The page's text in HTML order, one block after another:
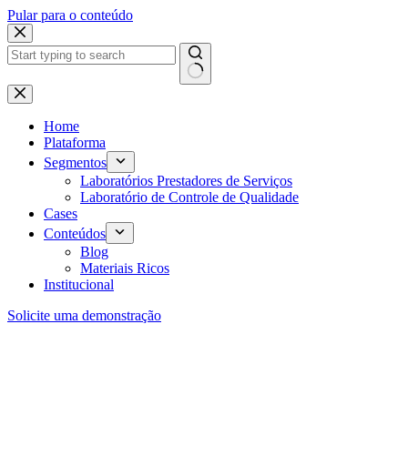
Pular para o conteúdo
Home
Plataforma
Segmentos
Laboratórios Prestadores de Serviços
Laboratório de Controle de Qualidade
Cases
Conteúdos
Blog
Materiais Ricos
Institucional
Solicite uma demonstração